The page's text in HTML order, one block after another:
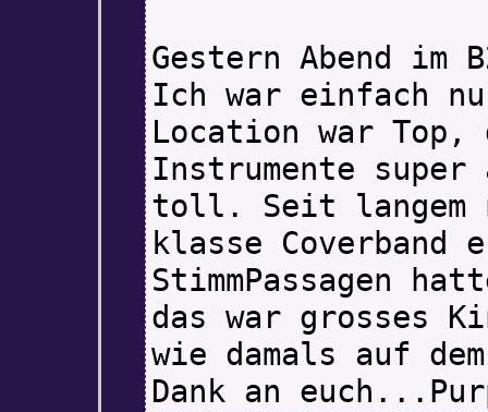
Gestern Abend
Ich war einfach
Location war
Instrumente
toll. Seit langem
klasse Coverband
StimmPassagen
das war grosses
wie damals auf
Dank an